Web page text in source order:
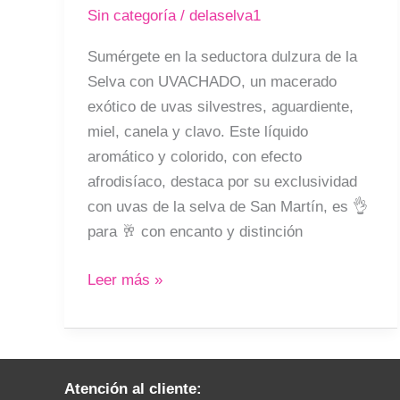
Sin categoría/ delaselva1
Sumérgete en la seductora dulzura de la
Selva con UVACHADO, un macerado
exótico de uvas silvestres, aguardiente,
miel, canela y clavo. Este líquido
aromático y colorido, con efecto
afrodisíaco, destaca por su exclusividad
con uvas de la selva de San Martín, es 👌
para 🥂 con encanto y distinción
la
selva
Leer más »
Atención al cliente: